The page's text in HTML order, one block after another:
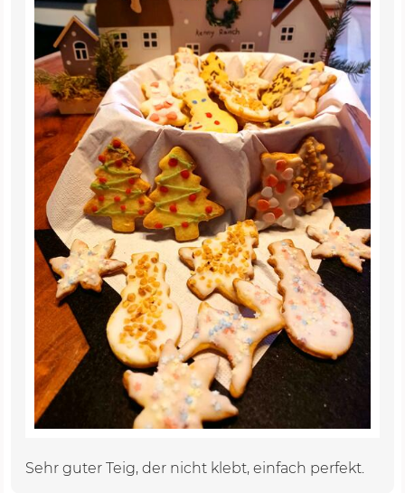
Sehr guter Teig, der nicht klebt, einfach perfekt.